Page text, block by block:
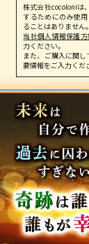
株式会社cocoloniは
するためにのみ使
ることはありません。
当社個人情報保護
力ください。
また、ご購入に関
要情報をご入力くだ